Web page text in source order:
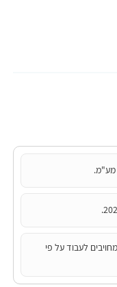
מע"מ.
לעבוד על פי